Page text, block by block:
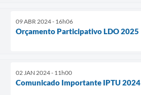
09 ABR 2024 - 16h06
Orçamento Participativo LDO 2025
02 JAN 2024 - 11h00
Comunicado Importante IPTU 2024